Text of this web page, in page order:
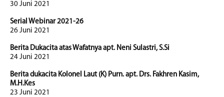
30 Juni 2021
Serial Webinar 2021-26
26 Juni 2021
Berita Dukacita atas Wafatnya apt. Neni Sulastri, S.Si
24 Juni 2021
Berita dukacita Kolonel Laut (K) Purn. apt. Drs. Fakhren Kasim,
M.H.Kes
23 Juni 2021